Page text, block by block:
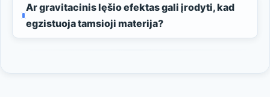
Ar gravitacinis lęšio efektas gali įrodyti, kad
egzistuoja tamsioji materija?